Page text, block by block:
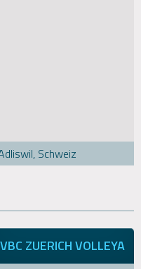
Schweiz
VBC ZUERICH VOLLEYA